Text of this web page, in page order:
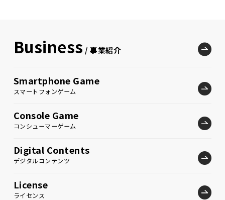
Business / 事業紹介
Smartphone Game
スマートフォンゲーム
Console Game
コンシューマーゲーム
Digital Contents
デジタルコンテンツ
License
ライセンス